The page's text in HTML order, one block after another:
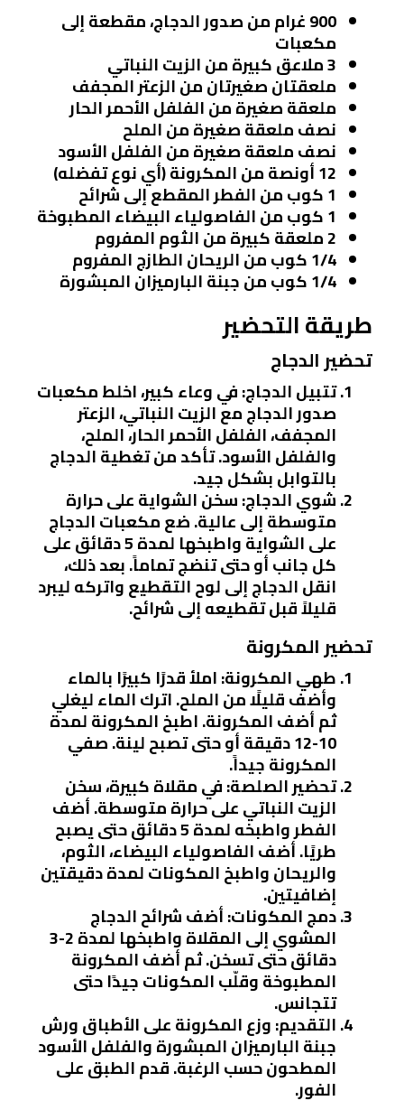
900 غرام من صدور الدجاج، مقطعة إلى
مكعبات
3 ملاعق كبيرة من الزيت النباتي
ملعقتان صغيرتان من الزعتر المجفف
ملعقة صغيرة من الفلفل الأحمر الحار
نصف ملعقة صغيرة من الملح
نصف ملعقة صغيرة من الفلفل الأسود
12 أونصة من المكرونة (أي نوع تفضله)
1 كوب من الفطر المقطع إلى شرائح
1 كوب من الفاصولياء البيضاء المطبوخة
2 ملعقة كبيرة من الثوم المفروم
1/4 كوب من الريحان الطازج المفروم
1/4 كوب من جبنة البارميزان المبشورة
طريقة التحضير
تحضير الدجاج
تتبيل الدجاج: في وعاء كبير، اخلط مكعبات
صدور الدجاج مع الزيت النباتي، الزعتر
المجفف، الفلفل الأحمر الحار، الملح،
والفلفل الأسود. تأكد من تغطية الدجاج
بالتوابل بشكل جيد.
شوي الدجاج: سخن الشواية على حرارة
متوسطة إلى عالية. ضع مكعبات الدجاج
على الشواية واطبخها لمدة 5 دقائق على
كل جانب أو حتى تنضج تماماً. بعد ذلك،
انقل الدجاج إلى لوح التقطيع واتركه ليبرد
قليلاً قبل تقطيعه إلى شرائح.
تحضير المكرونة
طهي المكرونة: املأ قدرًا كبيرًا بالماء
وأضف قليلًا من الملح. اترك الماء ليغلي
ثم أضف المكرونة. اطبخ المكرونة لمدة
10-12 دقيقة أو حتى تصبح لينة. صفي
المكرونة جيداً.
تحضير الصلصة: في مقلاة كبيرة، سخن
الزيت النباتي على حرارة متوسطة. أضف
الفطر واطبخه لمدة 5 دقائق حتى يصبح
طريًا. أضف الفاصولياء البيضاء، الثوم،
والريحان واطبخ المكونات لمدة دقيقتين
إضافيتين.
دمج المكونات: أضف شرائح الدجاج
المشوي إلى المقلاة واطبخها لمدة 2-3
دقائق حتى تسخن. ثم أضف المكرونة
المطبوخة وقلّب المكونات جيدًا حتى
تتجانس.
التقديم: وزع المكرونة على الأطباق ورش
جبنة البارميزان المبشورة والفلفل الأسود
المطحون حسب الرغبة. قدم الطبق على
الفور.